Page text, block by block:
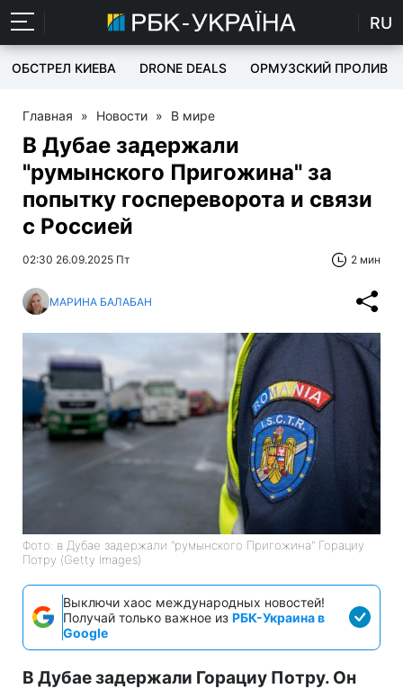
RU
ОБСТРЕЛ КИЕВА DRONE DEALS ОРМУЗСКИЙ ПРОЛИВ
Главная » Новости » В мире
В Дубае задержали
"румынского Пригожина" за
попытку госпереворота и связи
с Россией
02:30 26.09.2025 Пт 2 мин
МАРИНА БАЛАБАН
Фото: в Дубае задержали "румынского Пригожина" Горациу
Потру (Getty Images)
Выключи хаос международных новостей!
Получай только важное из РБК-Украина в
Google
В Дубае задержали Горациу Потру. Он